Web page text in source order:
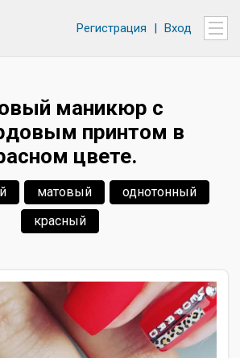
Регистрация | Вход
маникюр с
принтом в
цвете.
матовый
однотонный
красный